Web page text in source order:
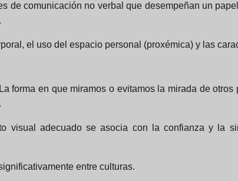
de comunicación no verbal que desempeñan un
el uso del espacio personal (proxémica) y las
forma en que miramos o evitamos la mirada de
visual adecuado se asocia con la confianza y la
entre culturas.